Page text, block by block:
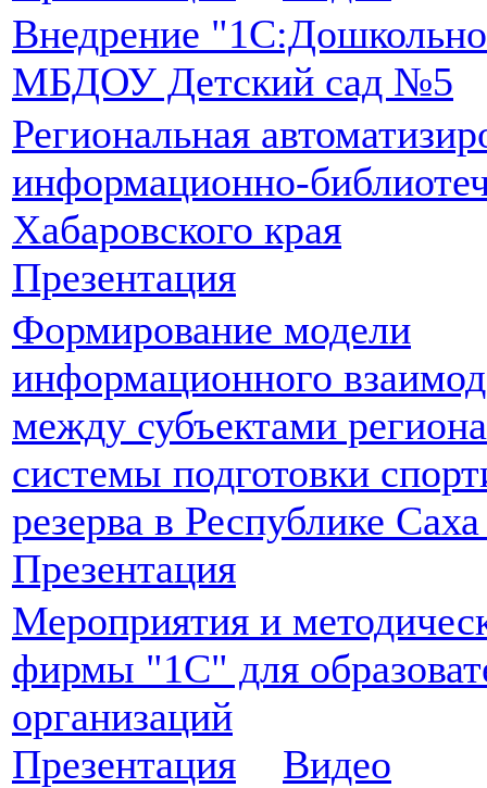
Внедрение
МБДОУ Детский сад №5
Региональная
информационно-
Хабаровского края
Презентация
Формирование модели
информационного
между субъектами
системы подготовки
резерва в Республике
Презентация
Мероприятия и
фирмы "1С" для
организаций
Презентация
Видео